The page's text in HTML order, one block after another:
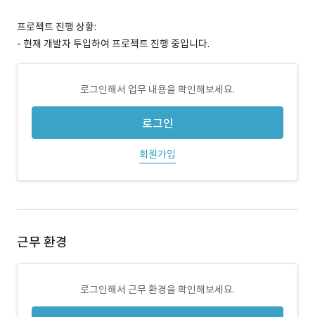
프로젝트 진행 상황:
- 현재 개발자 투입하여 프로젝트 진행 중입니다.
로그인해서 업무 내용을 확인해보세요.
로그인
회원가입
근무 환경
로그인해서 근무 환경을 확인해보세요.